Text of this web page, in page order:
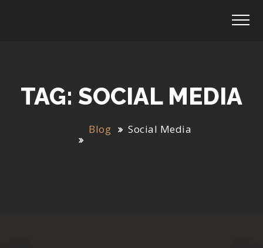
TAG: SOCIAL MEDIA
Blog Social Media